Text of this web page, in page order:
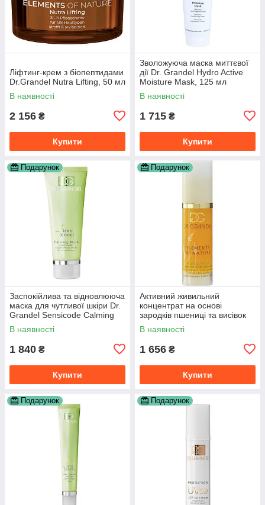
Ліфтинг-крем з біопептидами
Dr.Grandel Nutra Lifting, 50 мл
В наявності
2 156 ₴
Купити
Зволожуюча маска миттєвої
дії Dr. Grandel Hydro Active
Moisture Mask, 125 мл
В наявності
1 715 ₴
Купити
Подарунок
Заспокійлива та відновлююча
маска для чутливої шкіри Dr.
Grandel Sensicode Calming
Mask, 75 мл
В наявності
1 840 ₴
Купити
Подарунок
Активний живильний
концентрат на основі
зародків пшениці та висівок
Elements of Nature Nutra
Rich, 30 мл
В наявності
1 656 ₴
Купити
Подарунок Подарунок